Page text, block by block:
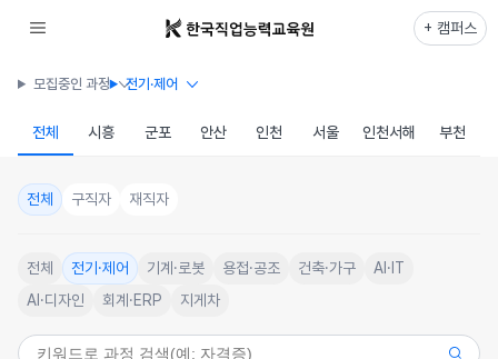
+ 캠퍼스
모집중인 과정 전기·제어
전체 시흥 군포 안산 인천 서울 인천서해 부천
전체 구직자 재직자
전체 전기·제어 기계·로봇 용접·공조 건축·가구
AI·IT
AI·디자인
회계·ERP 지게차